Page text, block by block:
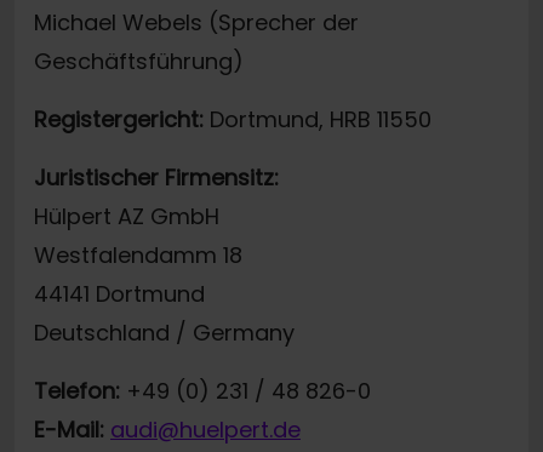
Michael Webels (Sprecher der
Geschäftsführung)
Registergericht: Dortmund, HRB 11550
Juristischer Firmensitz:
Hülpert AZ GmbH
Westfalendamm 18
44141 Dortmund
Deutschland / Germany
Telefon: +49 (0) 231 / 48 826-0
E-Mail: audi@huelpert.de